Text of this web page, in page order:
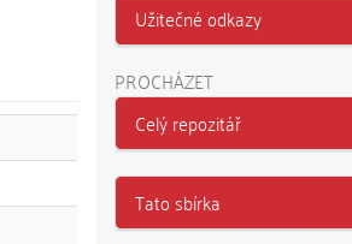
Užitečné odkazy
PROCHÁZET
Celý repozitář
Tato sbírka